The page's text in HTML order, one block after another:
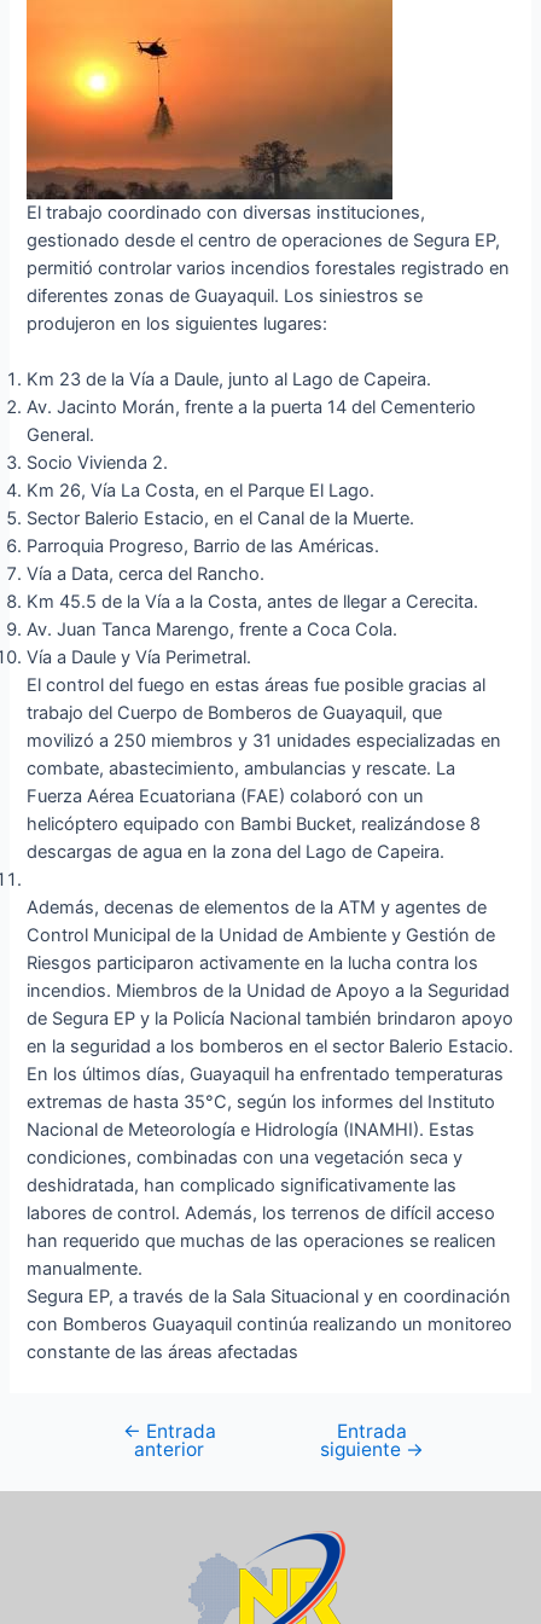
El trabajo coordinado con diversas instituciones,
gestionado desde el centro de operaciones de Segura EP,
permitió controlar varios incendios forestales registrado en
diferentes zonas de Guayaquil. Los siniestros se
produjeron en los siguientes lugares:
Km 23 de la Vía a Daule, junto al Lago de Capeira.
Av. Jacinto Morán, frente a la puerta 14 del Cementerio
General.
Socio Vivienda 2.
Km 26, Vía La Costa, en el Parque El Lago.
Sector Balerio Estacio, en el Canal de la Muerte.
Parroquia Progreso, Barrio de las Américas.
Vía a Data, cerca del Rancho.
Km 45.5 de la Vía a la Costa, antes de llegar a Cerecita.
Av. Juan Tanca Marengo, frente a Coca Cola.
Vía a Daule y Vía Perimetral.
El control del fuego en estas áreas fue posible gracias al
trabajo del Cuerpo de Bomberos de Guayaquil, que
movilizó a 250 miembros y 31 unidades especializadas en
combate, abastecimiento, ambulancias y rescate. La
Fuerza Aérea Ecuatoriana (FAE) colaboró con un
helicóptero equipado con Bambi Bucket, realizándose 8
descargas de agua en la zona del Lago de Capeira.
Además, decenas de elementos de la ATM y agentes de
Control Municipal de la Unidad de Ambiente y Gestión de
Riesgos participaron activamente en la lucha contra los
incendios. Miembros de la Unidad de Apoyo a la Seguridad
de Segura EP y la Policía Nacional también brindaron apoyo
en la seguridad a los bomberos en el sector Balerio Estacio.
En los últimos días, Guayaquil ha enfrentado temperaturas
extremas de hasta 35°C, según los informes del Instituto
Nacional de Meteorología e Hidrología (INAMHI). Estas
condiciones, combinadas con una vegetación seca y
deshidratada, han complicado significativamente las
labores de control. Además, los terrenos de difícil acceso
han requerido que muchas de las operaciones se realicen
manualmente.
Segura EP, a través de la Sala Situacional y en coordinación
con Bomberos Guayaquil continúa realizando un monitoreo
constante de las áreas afectadas
← Entrada
anterior
Entrada
siguiente →